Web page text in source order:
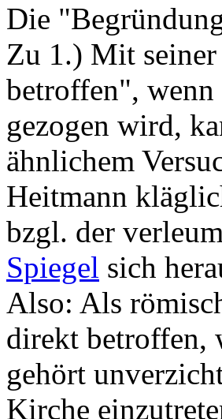
Die
Zu 1.) Mit
betroffen",
gezogen wird,
ähnlichem
Heitmann
bzgl. der
Spiegel sich
Also: Als
direkt betroffen,
gehört
Kirche